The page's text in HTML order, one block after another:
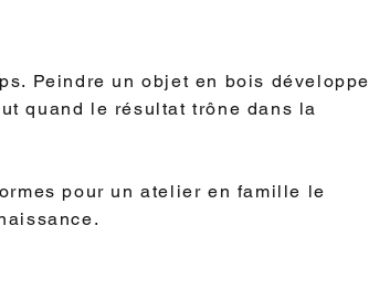
Peindre un objet en bois développe
quand le résultat trône dans la
pour un atelier en famille le